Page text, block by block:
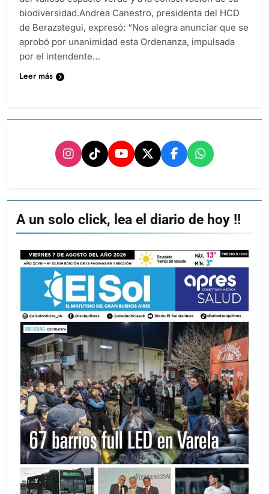
biodiversidad.Andrea Canestro, presidenta del HCD
de Berazategui, expresó: “Nos alegra anunciar que se
aprobó por unanimidad esta Ordenanza, impulsada
por el intendente…
Leer más
A un solo click, lea el diario de hoy !!